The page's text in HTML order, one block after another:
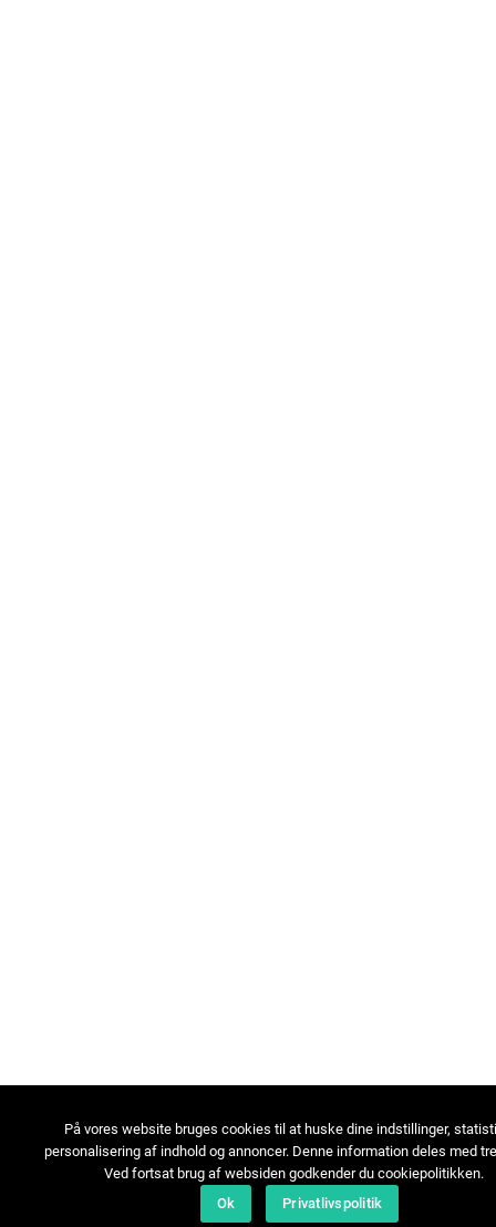
På vores website bruges cookies til at huske dine indstillinger,
personalisering af indhold og annoncer. Denne information deles med
Ved fortsat brug af websiden godkender du cookiepolitikken.
Ok
Privatlivspolitik